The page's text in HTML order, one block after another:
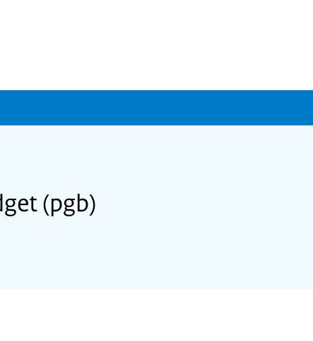
(pgb)